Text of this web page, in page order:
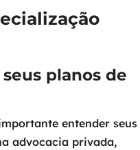
planos de
entender seus
advocacia privada,